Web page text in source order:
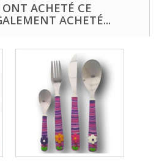
ACHETÉ CE
ACHETÉ...